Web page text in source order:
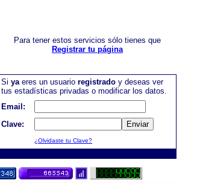
Para tener estos servicios sólo tienes que
Registrar tu página
Si yaeres un usuario registrado y deseas ver
tus estadísticas privadas o modificar los datos.
Email:
Clave:
¿Olvidaste tu Clave?